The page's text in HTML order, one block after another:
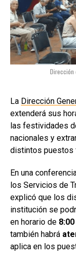
Dirección
La Dirección
extenderá sus
las festividades
nacionales y
distintos puestos
En una
los Servicios de
explicó que los
institución se
en horario de
también habrá
aplica en los